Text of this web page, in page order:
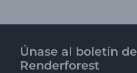
Únase al boletín de
Renderforest